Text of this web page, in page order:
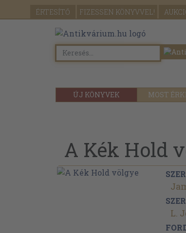
ÉRTESÍTŐ FIZESSEN KÖNYVVEL!
ÚJ KÖNYVEK MOST
A Kék Hold
L.